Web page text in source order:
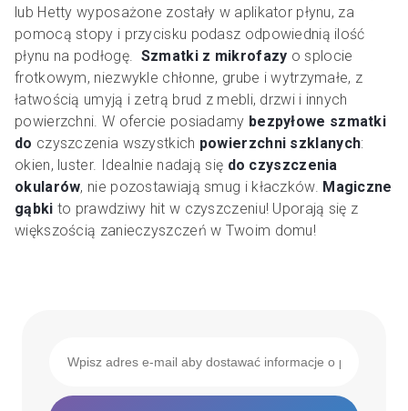
lub Hetty wyposażone zostały w aplikator płynu, za
pomocą stopy i przycisku podasz odpowiednią ilość
płynu na podłogę.
Szmatki z mikrofazy o splocie
frotkowym, niezwykle chłonne, grube i wytrzymałe, z
łatwością umyją i zetrą brud z mebli, drzwi i innych
powierzchni. W ofercie posiadamy bezpyłowe szmatki
do czyszczenia wszystkich powierzchni szklanych:
okien, luster. Idealnie nadają się do czyszczenia
okularów, nie pozostawiają smug i kłaczków. Magiczne
gąbki to prawdziwy hit w czyszczeniu! Uporają się z
większością zanieczyszczeń w Twoim domu!